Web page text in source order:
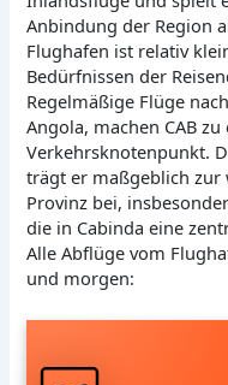
Anbindung der Region
Flughafen ist relativ
Bedürfnissen der
Regelmäßige Flüge
Angola, machen CAB
Verkehrsknotenpunkt.
trägt er maßgeblich
Provinz bei,
die in Cabinda eine
Alle Abflüge vom
und morgen: